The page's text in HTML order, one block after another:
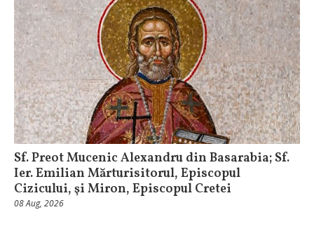
Sf. Preot Mucenic Alexandru din Basarabia; Sf.
Ier. Emilian Mărturisitorul, Episcopul
Cizicului, şi Miron, Episcopul Cretei
08 Aug, 2026